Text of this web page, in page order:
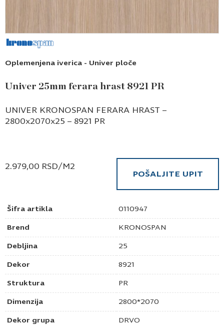
Oplemenjena iverica - Univer ploče
Univer 25mm ferara hrast 8921 PR
Šifra artikla 0110947
Brend KRONOSPAN
Debljina 25
Dekor 8921
Struktura PR
Dimenzija 2800*2070
Dekor grupa DRVO
UNIVER KRONOSPAN FERARA HRAST –
2800x2070x25 – 8921 PR
2.979,00 RSD/M2
POŠALJITE UPIT